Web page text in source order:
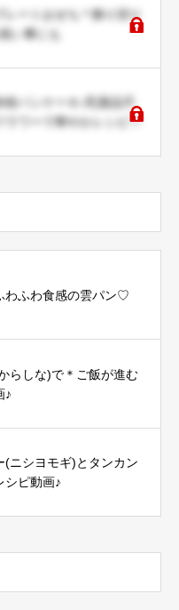
レートおせち＊飾り切り
い事にも
粉パンケーキ♪乳製品不
ラワーで華やかレシピ♡
ふわ食感の雲パン♡
らしな)で＊ご飯が進む
♪
(ニシヨモギ)とタンカン
シピ動画♪